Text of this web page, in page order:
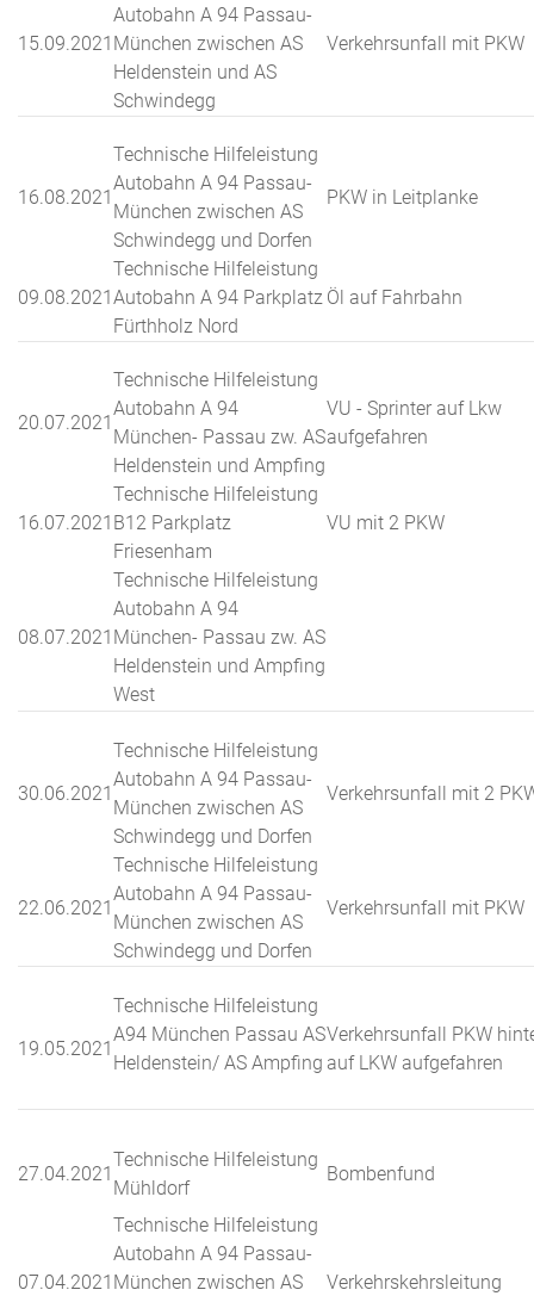
15.09.2021
Autobahn A 94 Passau-
München zwischen AS
Heldenstein und AS
Schwindegg
Verkehrsunfall mit PKW
16.08.2021
Technische Hilfeleistung
Autobahn A 94 Passau-
München zwischen AS
Schwindegg und Dorfen
PKW in Leitplanke
09.08.2021
Technische Hilfeleistung
Autobahn A 94 Parkplatz
Fürthholz Nord
Öl auf Fahrbahn
20.07.2021
Technische Hilfeleistung
Autobahn A 94
München- Passau zw. AS
Heldenstein und Ampfing
VU - Sprinter auf Lkw
aufgefahren
16.07.2021
Technische Hilfeleistung
B12 Parkplatz
Friesenham
VU mit 2 PKW
08.07.2021
Technische Hilfeleistung
Autobahn A 94
München- Passau zw. AS
Heldenstein und Ampfing
West
30.06.2021
Technische Hilfeleistung
Autobahn A 94 Passau-
München zwischen AS
Schwindegg und Dorfen
Verkehrsunfall mit 2
22.06.2021
Technische Hilfeleistung
Autobahn A 94 Passau-
München zwischen AS
Schwindegg und Dorfen
Verkehrsunfall mit PKW
19.05.2021
Technische Hilfeleistung
A94 München Passau AS
Heldenstein/ AS Ampfing
Verkehrsunfall PKW
auf LKW aufgefahren
27.04.2021
Technische Hilfeleistung
Mühldorf
Bombenfund
07.04.2021
Technische Hilfeleistung
Autobahn A 94 Passau-
München zwischen AS
Verkehrskehrsleitung